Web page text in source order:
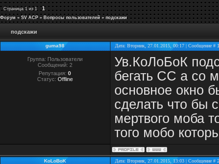
Страница 1 из 1 1
Форум » SV ACP » Вопросы пользователей » подскажи
подскажи
guma98 Дата: Вторник, 27.01.2015, 00:17 | Сообщение #
Группа: Пользователи
Сообщений: 2
Репутация:0
Статус: Offline
Ув.КоЛоБоК
бегать СС а со
основное окно
сделать что бы
мертвого моба
того мобо
KoLoBoK Дата: Вторник, 27.01.2015, 13:03 | Сообщение #